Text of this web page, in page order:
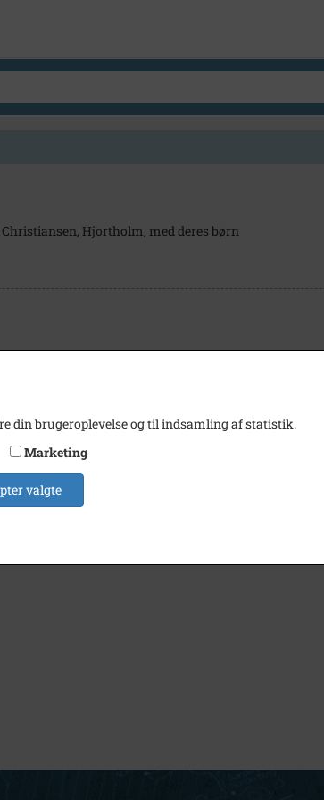
Hjortholm, med deres børn
124).
124
din brugeroplevelse og til indsamling af statistik.
Marketing
valgte